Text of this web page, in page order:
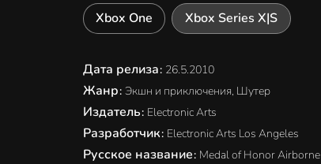
Xbox One Xbox Series X|S
Дата релиза: 26.5.2010
Жанр: Экшн и приключения, Шутер
Издатель: Electronic Arts
Разработчик: Electronic Arts Los Angeles
Русское название: Medal of Honor Airborne